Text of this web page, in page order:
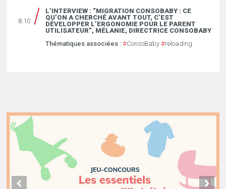
8.10
L’INTERVIEW : “MIGRATION CONSOBABY : CE
QU’ON A CHERCHÉ AVANT TOUT, C’EST
DÉVELOPPER L’ERGONOMIE POUR LE PARENT
UTILISATEUR”, MÉLANIE, DIRECTRICE CONSOBABY
Thématiques associées : #ConsoBaby #reloading